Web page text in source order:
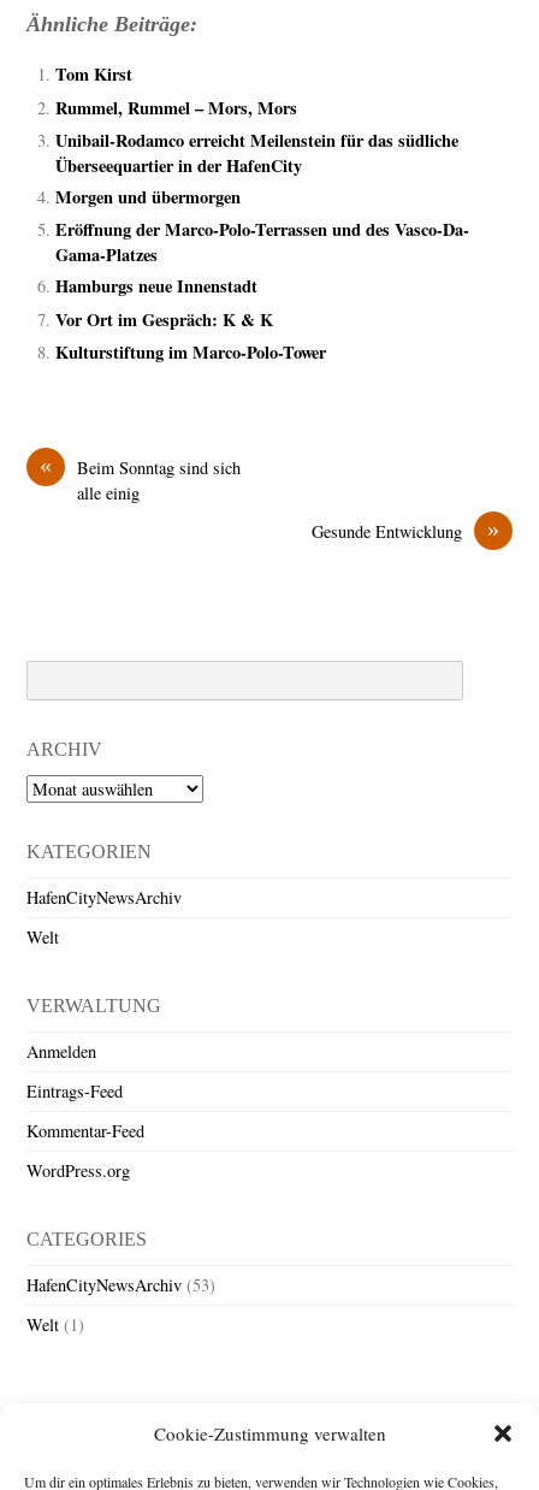
Cookie-Zustimmung verwalten
Um dir ein optimales Erlebnis zu bieten, verwenden wir Technologien wie Cookies,
Ähnliche Beiträge:
Tom Kirst
Rummel, Rummel – Mors, Mors
Unibail-Rodamco erreicht Meilenstein für das südliche
Überseequartier in der HafenCity
Morgen und übermorgen
Eröffnung der Marco-Polo-Terrassen und des Vasco-Da-
Gama-Platzes
Hamburgs neue Innenstadt
Vor Ort im Gespräch: K & K
Kulturstiftung im Marco-Polo-Tower
«
Beim Sonntag sind sich
alle einig
»
Gesunde Entwicklung
ARCHIV
Archiv
KATEGORIEN
HafenCityNewsArchiv
Welt
VERWALTUNG
Anmelden
Eintrags-Feed
Kommentar-Feed
WordPress.org
CATEGORIES
HafenCityNewsArchiv (53)
Welt (1)